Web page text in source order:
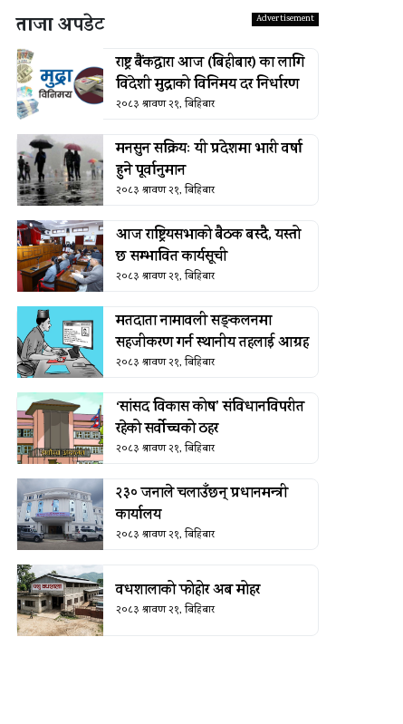
ताजा अपडेट
राष्ट्र बैंकद्धारा आज (बिहीबार) का लागि
विदेशी मुद्राको विनिमय दर निर्धारण
२०८३ श्रावण २१, बिहिबार
मनसुन सक्रियः यी प्रदेशमा भारी वर्षा
हुने पूर्वानुमान
२०८३ श्रावण २१, बिहिबार
आज राष्ट्रियसभाको बैठक बस्दै, यस्तो
छ सम्भावित कार्यसूची
२०८३ श्रावण २१, बिहिबार
मतदाता नामावली सङ्कलनमा
सहजीकरण गर्न स्थानीय तहलाई आग्रह
२०८३ श्रावण २१, बिहिबार
‘सांसद विकास कोष’ संविधानविपरीत
रहेको सर्वोच्चको ठहर
२०८३ श्रावण २१, बिहिबार
२३० जनाले चलाउँछन् प्रधानमन्त्री
कार्यालय
२०८३ श्रावण २१, बिहिबार
वधशालाको फोहोर अब मोहर
२०८३ श्रावण २१, बिहिबार